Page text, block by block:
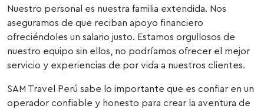
Nuestro personal es nuestra familia extendida. Nos
aseguramos de que reciban apoyo financiero
ofreciéndoles un salario justo. Estamos orgullosos de
nuestro equipo sin ellos, no podríamos ofrecer el mejor
servicio y experiencias de por vida a nuestros clientes.
SAM Travel Perú sabe lo importante que es confiar en un
operador confiable y honesto para crear la aventura de